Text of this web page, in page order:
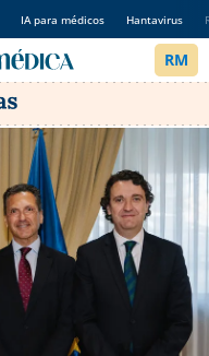
IA para médicos Hantavirus